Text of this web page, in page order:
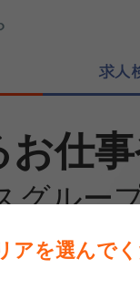
お仕
グルー
アを選んで